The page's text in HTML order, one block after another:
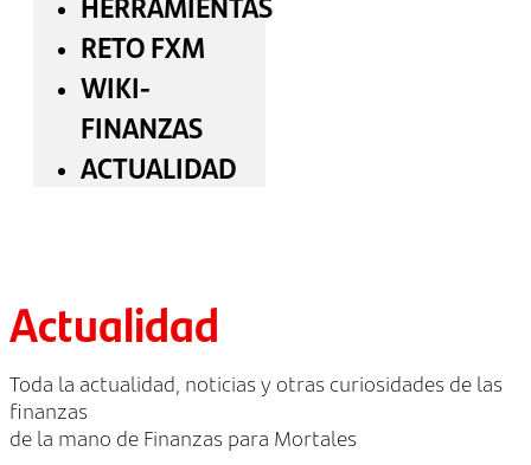
RETO FXM
WIKI-
FINANZAS
ACTUALIDAD
Actualidad
Toda la actualidad, noticias y otras curiosidades de las
finanzas
de la mano de Finanzas para Mortales